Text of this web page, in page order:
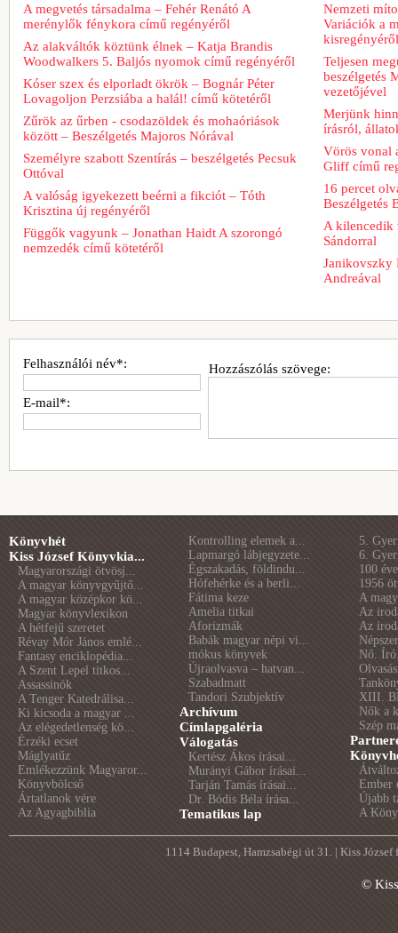
A megvetés társadalma – Fehér Renátó A
merénylők fénykora című regényéről
Az alakváltók köztünk élnek – Katja Brandis
Woodwalkers 5. Baljós nyomok című regényéről
Kóser szex és elporladt ökrök – Bognár Péter
Lovagoljon Perzsiába a halál! című kötetéről
Zűrök az űrben - csodazöldek és mohaóriások
között – Beszélgetés Majoros Nórával
Személyre szabott Szentírás – beszélgetés Pecsuk
Ottóval
A valóság igyekezett beérni a fikciót – Tóth
Krisztina új regényéről
Függők vagyunk – Jonathan Haidt A szorongó
nemzedék című kötetéről
Nemzeti
Variációk a
kisregényéről
Teljesen
beszélgetés
vezetőjével
Merjünk
írásról,
Vörös vonal
Gliff című
16 percet
Beszélgetés
A kilencedik
Sándorral
Janikovszky
Andreával
Hozzászólás szövege:
Felhasználói név*:
E-mail*:
Könyvhét
Kiss József Könyvkia...
Magyarországi ötvösj...
A magyar könyvgyűjtő...
A magyar középkor kö...
Magyar könyvlexikon
A hétfejű szeretet
Révay Mór János emlé...
Fantasy enciklopédia...
A Szent Lepel titkos...
Assassinók
A Tenger Katedrálisa...
Ki kicsoda a magyar ...
Az elégedetlenség kö...
Érzéki ecset
Máglyatűz
Emlékezzünk Magyaror...
Könyvbölcső
Ártatlanok vére
Az Agyagbiblia
Kontrolling elemek a...
Lapmargó lábjegyzete...
Égszakadás, földindu...
Hófehérke és a berli...
Fátima keze
Amelia titkai
Aforizmák
Babák magyar népi vi...
mókus könyvek
Újraolvasva – hatvan...
Szabadmatt
Tandori Szubjektív
Archívum
Címlapgaléria
Válogatás
Kertész Ákos írásai...
Murányi Gábor írásai...
Tarján Tamás írásai...
Dr. Bódis Béla írása...
Tematikus lap
5.
6.
100
1956
A
Az
Az
Nő.
XIII.
Nők a
Szép
Ember
Újabb
A
1114 Budapest, Hamzsabégi út 31. | Kiss
©